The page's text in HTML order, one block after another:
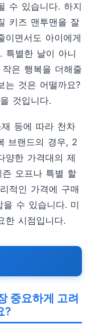
수 있습니다. 하지
키즈 맨투맨을 잘
이면서도 아이에게
특별한 날이 아니
은 행복을 더해줄
는 것은 어떨까요?
것입니다.
등에 따라 천차
브랜드의 경우, 2
양한 가격대의 제
오프나 특별 할
적인 가격에 구매
수 있습니다. 미
한 시점입니다.
중요하게 고려
?